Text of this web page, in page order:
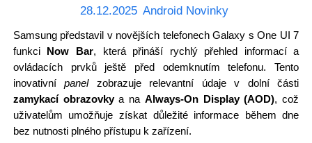
28.12.2025 Android Novinky
Samsung představil v novějších telefonech Galaxy s One UI 7
funkci Now Bar, která přináší rychlý přehled informací a
ovládacích prvků ještě před odemknutím telefonu. Tento
inovativnípanelzobrazuje relevantní údaje v dolní části
zamykací obrazovkya na Always-On Display (AOD), což
uživatelům umožňuje získat důležité informace během dne
bez nutnosti plného přístupu k zařízení.